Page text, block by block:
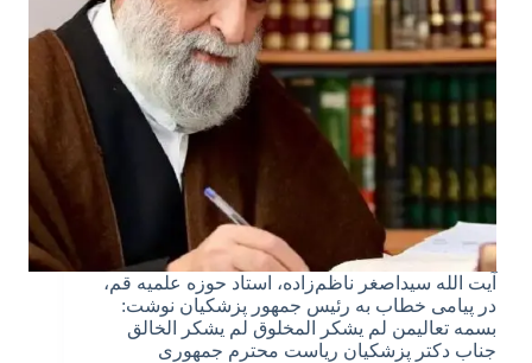
آیت الله سیداصغر ناظم‌زاده، استاد حوزه علمیه قم،
در پیامی خطاب به رئیس جمهور پزشکیان نوشت:
بسمه تعالیمن لم یشکر المخلوق لم یشکر الخالق
جناب دکتر پزشکیان ریاست محترم جمهوری